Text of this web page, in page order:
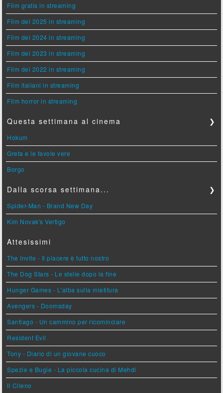
Film gratis in streaming
Film del 2025 in streaming
Film del 2024 in streaming
Film del 2023 in streaming
Film del 2022 in streaming
Film italiani in streaming
Film horror in streaming
Questa settimana al cinema ❯
Hokum
Greta e le favole vere
Borgo
Dalla scorsa settimana... ❯
Spider-Man - Brand New Day
Kim Novak's Vertigo
Attesissimi
The Invite - Il piacere è tutto nostro
The Dog Stars - Le stelle dopo la fine
Hunger Games - L'alba sulla mietitura
Avengers - Doomsday
Santiago - Un cammino per ricominciare
Resident Evil
Tony - Diario di un giovane cuoco
Spezie e Bugie - La piccola cucina di Mehdi
Il Cileno